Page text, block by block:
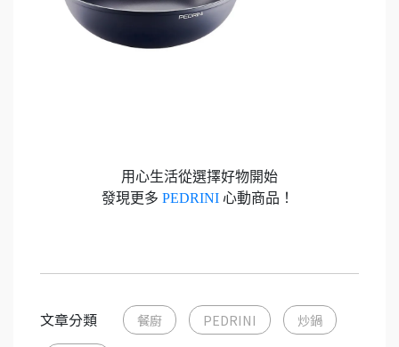
用心生活從選擇好物開始
發現更多 PEDRINI 心動商品！
文章分類 餐廚 PEDRINI 炒鍋